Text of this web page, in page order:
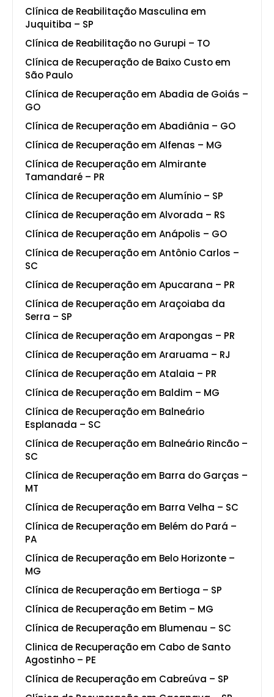
Clínica de Reabilitação Masculina em
Juquitiba – SP
Clínica de Reabilitação no Gurupi – TO
Clínica de Recuperação de Baixo Custo em
São Paulo
Clínica de Recuperação em Abadia de Goiás –
GO
Clínica de Recuperação em Abadiânia – GO
Clínica de Recuperação em Alfenas – MG
Clínica de Recuperação em Almirante
Tamandaré – PR
Clínica de Recuperação em Alumínio – SP
Clínica de Recuperação em Alvorada – RS
Clínica de Recuperação em Anápolis – GO
Clínica de Recuperação em Antônio Carlos –
SC
Clínica de Recuperação em Apucarana – PR
Clínica de Recuperação em Araçoiaba da
Serra – SP
Clínica de Recuperação em Arapongas – PR
Clínica de Recuperação em Araruama – RJ
Clínica de Recuperação em Atalaia – PR
Clínica de Recuperação em Baldim – MG
Clínica de Recuperação em Balneário
Esplanada – SC
Clínica de Recuperação em Balneário Rincão –
SC
Clínica de Recuperação em Barra do Garças –
MT
Clínica de Recuperação em Barra Velha – SC
Clínica de Recuperação em Belém do Pará –
PA
Clínica de Recuperação em Belo Horizonte –
MG
Clínica de Recuperação em Bertioga – SP
Clínica de Recuperação em Betim – MG
Clínica de Recuperação em Blumenau – SC
Clinica de Recuperação em Cabo de Santo
Agostinho – PE
Clínica de Recuperação em Cabreúva – SP